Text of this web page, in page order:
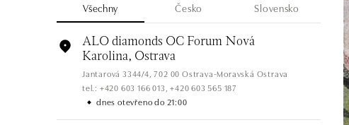
Všechny Česko Slovensko
ALO diamonds OC Forum Nová
Karolina, Ostrava
Jantarová 3344/4, 702 00 Ostrava-Moravská Ostrava
tel.: +420 603 166 013, +420 603 565 187
dnes otevřeno do 21:00